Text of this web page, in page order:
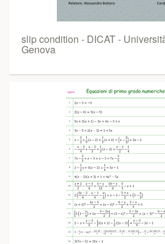
slip condition - DICAT -
Genova